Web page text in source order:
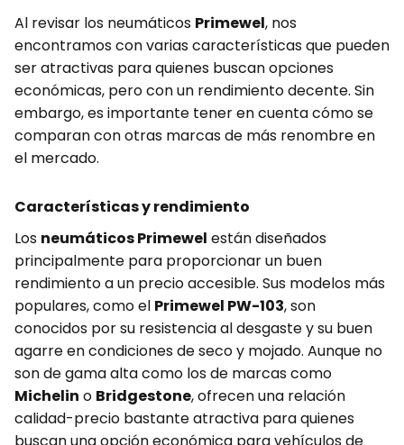
Al revisar los neumáticos Primewel, nos
encontramos con varias características que pueden
ser atractivas para quienes buscan opciones
económicas, pero con un rendimiento decente. Sin
embargo, es importante tener en cuenta cómo se
comparan con otras marcas de más renombre en
el mercado.
Características y rendimiento
Los neumáticos Primewel están diseñados
principalmente para proporcionar un buen
rendimiento a un precio accesible. Sus modelos más
populares, como el Primewel PW-103, son
conocidos por su resistencia al desgaste y su buen
agarre en condiciones de seco y mojado. Aunque no
son de gama alta como los de marcas como
Michelin o Bridgestone, ofrecen una relación
calidad-precio bastante atractiva para quienes